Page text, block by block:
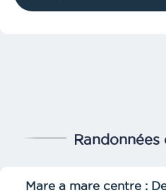
Randonnées
Mare a mare centre :